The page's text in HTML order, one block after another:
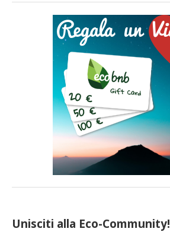
Unisciti alla Eco-Community!